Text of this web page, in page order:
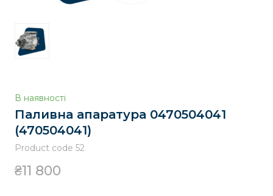
В наявності
Паливна апаратура 0470504041
(470504041)
Product code 52
₴11 800